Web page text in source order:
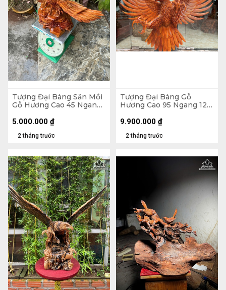
Tượng Đại Bàng Săn Mồi
Gỗ Hương Cao 45 Ngang
2 tháng trước
5.000.000 ₫
Tượng Đại Bàng Gỗ
Hương Cao 95 Ngang 120
2 tháng trước
9.900.000 ₫